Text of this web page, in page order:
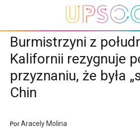
Burmistrzyni z
Kalifornii rezygnuje
przyznaniu, że była
Chin
PorAracely Molina